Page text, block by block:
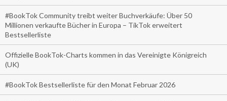
#BookTok Community treibt weiter Buchverkäufe: Über 50
Millionen verkaufte Bücher in Europa – TikTok erweitert
Bestsellerliste
Offizielle BookTok-Charts kommen in das Vereinigte Königreich
(UK)
#BookTok Bestsellerliste für den Monat Februar 2026